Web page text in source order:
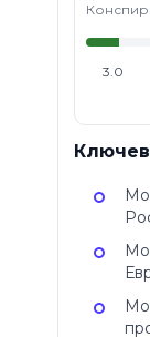
3.0